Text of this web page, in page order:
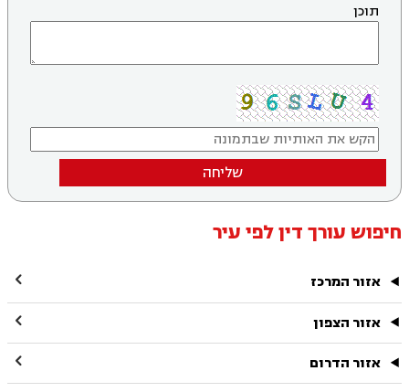
תוכן
שליחה
חיפוש עורך דין לפי עיר
אזור המרכז 
אזור הצפון 
אזור הדרום 